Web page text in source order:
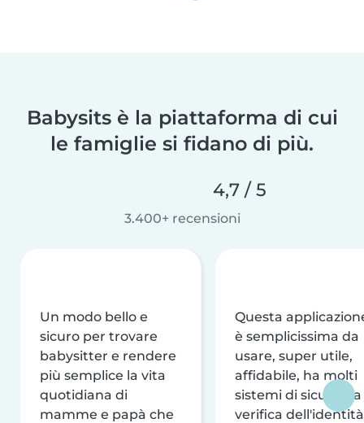
Babysits è la piattaforma di cui
le famiglie si fidano di più.
4,7 / 5
3.400+ recensioni
Un modo bello e
sicuro per trovare
babysitter e rendere
più semplice la vita
quotidiana di
mamme e papà che
Questa
è semplicissima da
usare, super utile,
affidabile, ha molti
sistemi di sicurezza
verifica dell'identità